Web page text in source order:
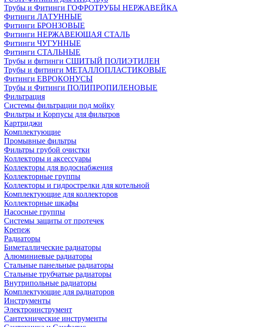
Трубы и Фитинги ГОФРОТРУБЫ НЕРЖАВЕЙКА
Фитинги ЛАТУННЫЕ
Фитинги БРОНЗОВЫЕ
Фитинги НЕРЖАВЕЮЩАЯ СТАЛЬ
Фитинги ЧУГУННЫЕ
Фитинги СТАЛЬНЫЕ
Трубы и фитинги СШИТЫЙ ПОЛИЭТИЛЕН
Трубы и фитинги МЕТАЛЛОПЛАСТИКОВЫЕ
Фитинги ЕВРОКОНУСЫ
Трубы и Фитинги ПОЛИПРОПИЛЕНОВЫЕ
Фильтрация
Системы фильтрации под мойку
Фильтры и Корпусы для фильтров
Картриджи
Комплектующие
Промывные фильтры
Фильтры грубой очистки
Коллекторы и аксессуары
Коллекторы для водоснабжения
Коллекторные группы
Коллекторы и гидрострелки для котельной
Комплектующие для коллекторов
Коллекторные шкафы
Насосные группы
Системы защиты от протечек
Крепеж
Радиаторы
Биметаллические радиаторы
Алюминиевые радиаторы
Стальные панельные радиаторы
Стальные трубчатые радиаторы
Внутрипольные радиаторы
Комплектующие для радиаторов
Инструменты
Электроинструмент
Сантехнические инструменты